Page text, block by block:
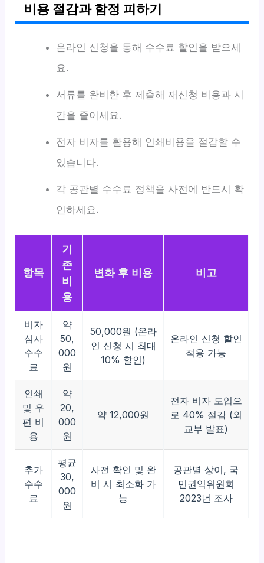
비용 절감과 함정 피하기
온라인 신청을 통해 수수료 할인을 받으세
요.
서류를 완비한 후 제출해 재신청 비용과 시
간을 줄이세요.
전자 비자를 활용해 인쇄비용을 절감할 수
있습니다.
각 공관별 수수료 정책을 사전에 반드시 확
인하세요.
항목
기
존
비
용
변화 후 비용 비고
비자
심사
수수
료
약
50,
000
원
50,000원 (온라
인 신청 시 최대
10% 할인)
온라인 신청 할인
적용 가능
인쇄
및 우
편 비
용
약
20,
000
원
약 12,000원
전자 비자 도입으
로 40% 절감 (외
교부 발표)
추가
수수
료
평균
30,
000
원
사전 확인 및 완
비 시 최소화 가
능
공관별 상이, 국
민권익위원회
2023년 조사